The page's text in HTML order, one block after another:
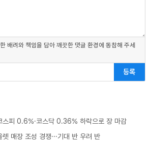
배려와 책임을 담아 깨끗한 댓글 환경에 동참해 주세
등록
스피 0.6%·코스닥 0.36% 하락으로 장 마감
매장 조성 경쟁···기대 반 우려 반